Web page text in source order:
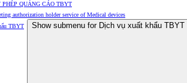
PHÉP QUẢNG CÁO TBYT
authorization holder service of Medical devices
TBYT
Show submenu for Dịch vụ xuất khẩu TBYT